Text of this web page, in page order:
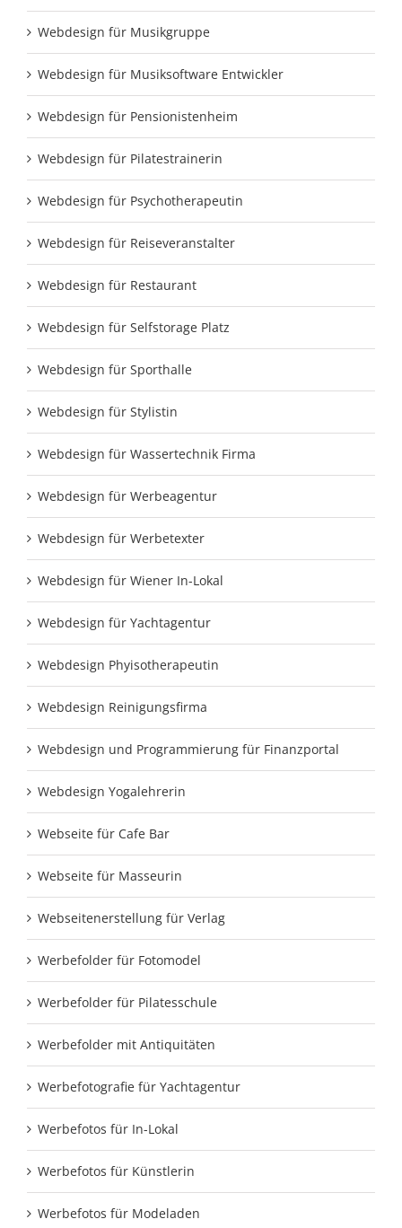
Webdesign für Musikgruppe
Webdesign für Musiksoftware Entwickler
Webdesign für Pensionistenheim
Webdesign für Pilatestrainerin
Webdesign für Psychotherapeutin
Webdesign für Reiseveranstalter
Webdesign für Restaurant
Webdesign für Selfstorage Platz
Webdesign für Sporthalle
Webdesign für Stylistin
Webdesign für Wassertechnik Firma
Webdesign für Werbeagentur
Webdesign für Werbetexter
Webdesign für Wiener In-Lokal
Webdesign für Yachtagentur
Webdesign Phyisotherapeutin
Webdesign Reinigungsfirma
Webdesign und Programmierung für Finanzportal
Webdesign Yogalehrerin
Webseite für Cafe Bar
Webseite für Masseurin
Webseitenerstellung für Verlag
Werbefolder für Fotomodel
Werbefolder für Pilatesschule
Werbefolder mit Antiquitäten
Werbefotografie für Yachtagentur
Werbefotos für In-Lokal
Werbefotos für Künstlerin
Werbefotos für Modeladen